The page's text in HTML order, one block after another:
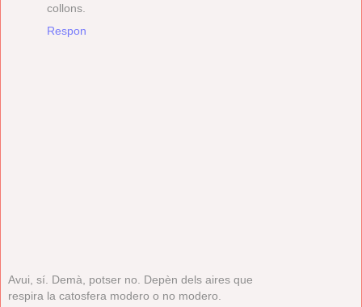
collons.
Respon
Avui, sí. Demà, potser no. Depèn dels aires que
respira la catosfera modero o no modero.